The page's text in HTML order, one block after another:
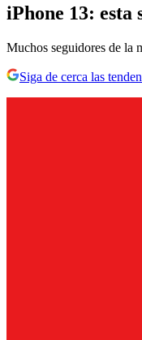
iPhone 13: esta
Muchos seguidores de la
Siga de cerca las